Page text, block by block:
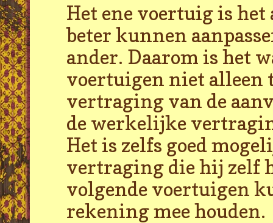
Het ene voertuig is het
beter kunnen
ander. Daarom is het
voertuigen niet alleen
vertraging van de
de werkelijke
Het is zelfs goed
vertraging die hij zelf
volgende voertuigen
rekening mee houden.